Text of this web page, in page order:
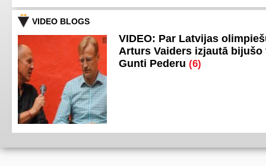
VIDEO BLOGS
VIDEO: Par Latvijas
Arturs Vaiders izjautā bijušo
Gunti Pederu (6)